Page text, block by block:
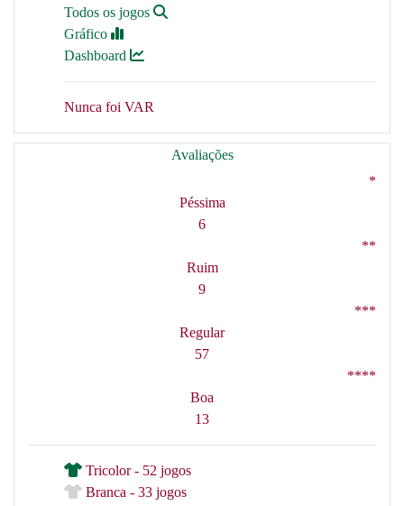
Todos os jogos
Gráfico
Dashboard
Nunca foi VAR
Avaliações
*
Péssima
6
**
Ruim
9
***
Regular
57
****
Boa
13
Tricolor - 52 jogos
Branca - 33 jogos